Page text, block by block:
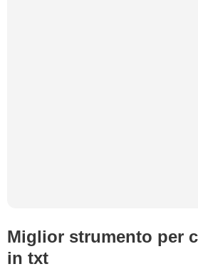
Miglior strumento per
in txt